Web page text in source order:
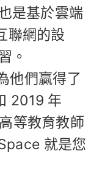
是基於雲端
聯網的設
。
他們贏得了
2019 年
等教育教師
就是您